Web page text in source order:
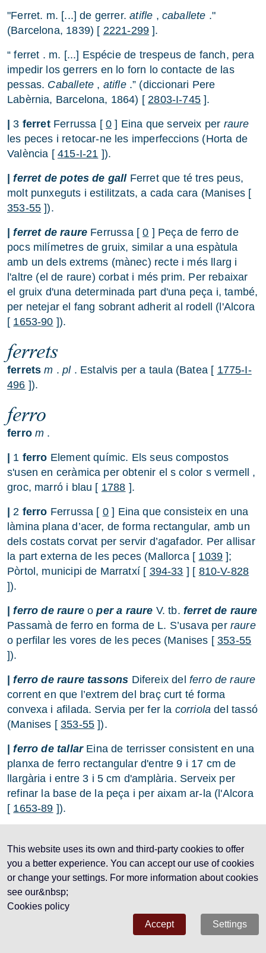
"Ferret. m. [...] de gerrer.atifle , caballete ."
(Barcelona, 1839) [ 2221-299 ].
“ ferret . m. [...] Espécie de trespeus de fanch, pera
impedir los gerrers en lo forn lo contacte de las
pessas. Caballete , atifle.” (diccionari Pere
Labèrnia, Barcelona, 1864) [2803-I-745 ].
3 ferretFerrussa [ 0 ] Eina que serveix per raure
les peces i retocar-ne les imperfeccions (Horta de
València [ 415-I-21 ]).
|ferret de potes de gallFerret que té tres peus,
molt punxeguts i estilitzats, a cada cara (Manises [
353-55 ]).
|ferret de raure Ferrussa [0 ] Peça de ferro de
pocs milímetres de gruix, similar a una espàtula
amb un dels extrems (mànec) recte i més llarg i
l'altre (el de raure) corbat i més prim. Per rebaixar
el gruix d'una determinada part d'una peça i, també,
per netejar el fang sobrant adherit al rodell (l'Alcora
[ 1653-90 ]).
ferrets
ferrets m .pl. Estalvis per a taula (Batea [ 1775-I-
496 ]).
ferro
ferrom .
1 ferro Element químic. Els seus compostos
s'usen en ceràmica per obtenir el s color s vermell ,
groc, marró i blau [ 1788 ].
2 ferro Ferrussa [ 0 ] Eina que consisteix en una
làmina plana d’acer, de forma rectangular, amb un
dels costats corvat per servir d’agafador. Per allisar
la part externa de les peces (Mallorca [ 1039 ];
Pòrtol, municipi de Marratxí [ 394-33 ] [ 810-V-828
]).
|ferro de raureoper a raure V. tb. ferret de raure
Passamà de ferro en forma de L. S’usava per raure
o perfilar les vores de les peces (Manises [353-55
]).
|ferro de raure tassons Difereix del ferro de raure
corrent en que l’extrem del braç curt té forma
convexa i afilada. Servia per fer la corriola del tassó
(Manises [ 353-55 ]).
|ferro de tallarEina de terrisser consistent en una
planxa de ferro rectangular d'entre 9 i 17 cm de
llargària i entre 3 i 5 cm d'amplària. Serveix per
refinar la base de la peça i per aixam ar-la (l'Alcora
[ 1653-89 ]).
ferros
ferrosm .pl. Estalvis per a taula (Corbera d’Ebre [
1775-I-496]).
This website uses its own and third-party cookies to offer
you a better experience. You can accept our use of cookies
or change your settings. For more information about cookies
see our&nbsp;
Cookies policy
Settings
Accept